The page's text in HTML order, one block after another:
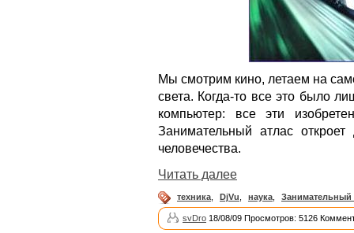
Мы смотрим кино, летаем на
света. Когда-то все это было
компьютер: все эти
Занимательный атлас
человечества.
Читать далее
техника DjVu наука Занимательный
svDro 18/08/09 Просмотров: 5126